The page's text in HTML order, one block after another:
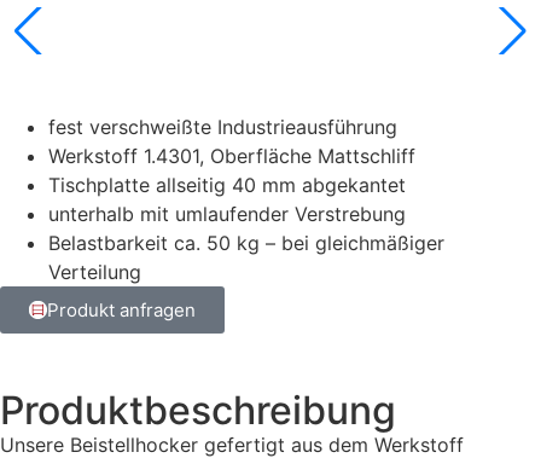
fest verschweißte Industrieausführung
Werkstoff 1.4301, Oberfläche Mattschliff
Tischplatte allseitig 40 mm abgekantet
unterhalb mit umlaufender Verstrebung
Belastbarkeit ca. 50 kg – bei gleichmäßiger
Verteilung
Produkt anfragen
Produktbeschreibung
Unsere Beistellhocker gefertigt aus dem Werkstoff